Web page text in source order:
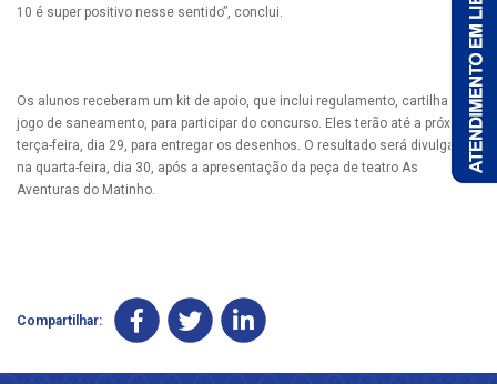
10 é super positivo nesse sentido”, conclui.
Os alunos receberam um kit de apoio, que inclui regulamento, cartilha e
jogo de saneamento, para participar do concurso. Eles terão até a próxima
terça-feira, dia 29, para entregar os desenhos. O resultado será divulgado
na quarta-feira, dia 30, após a apresentação da peça de teatro As
Aventuras do Matinho.
Compartilhar: